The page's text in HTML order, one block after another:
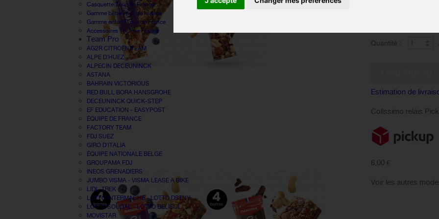
Casquette Tour de France
Gamme bébé Tour de France
Gamme enfant Tour de France
Accessoires Tour de France
Team Pro
AG2R CITROËN TEAM
ALPE D'HUEZ
ALPECIN DECEUNINCK
ASTANA
BAHRAIN VICTORIOUS
RED BULL BORA HANSGROHE
DECEUNINCK QUICK-STEP
EF EDUCATION - EASYPOST
ÉQUIPE DE FRANCE
FACTORY TEAM
FDJ SUEZ
GIRO D'ITALIA
ÉQUIPE NATIONALE BELGE
GROUPAMA FDJ
INEOS GRENADIERS
JUMBO VISMA - VISMA LEASE A BIKE
LIDL-TREK
LOTTO INTERMACHE - LOTTO DSTNY
LOTTO SOUDAL - LOTTO BELISOL
MOVISTAR
Quantité :
Estimation de
Colissimo relais
6,00 €
Voir les autres